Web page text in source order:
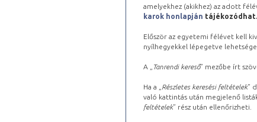
amelyekhez (akikhez) az adott
karok honlapján tájékozódhat.
Először az egyetemi félévet kell
nyílhegyekkel lépegetve
A „ Tanrendi kereső” mezőbe írt
Ha a „ Részletes keresési feltételek”
való kattintás után megjelenő
feltételek” rész után ellenőrizheti.